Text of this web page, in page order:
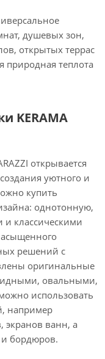
душевых зон,
открытых террас
природная теплота
KERAMA
открывается
уютного и
купить
однотонную,
и классическими
решений с
оригинальные
овальными,
использовать
например
экранов ванн, а
и бордюров.